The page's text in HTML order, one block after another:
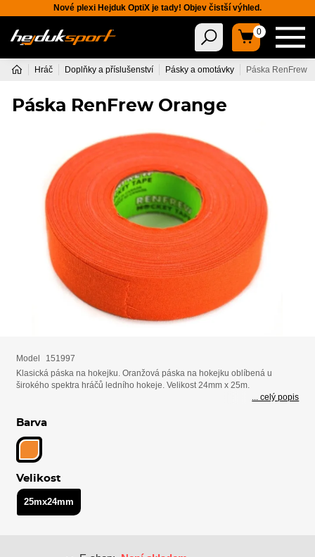
Nové plexi Hejduk OptiX je tady! Objev čistší výhled.
0
Hráč Doplňky a příslušenství Pásky a omotávky Páska RenFrew
Páska RenFrew Orange
Model
151997
Klasická páska na hokejku. Oranžová páska na hokejku oblíbená u
širokého spektra hráčů ledního hokeje. Velikost 24mm x 25m.
... celý popis
Barva
Velikost
25mx24mm